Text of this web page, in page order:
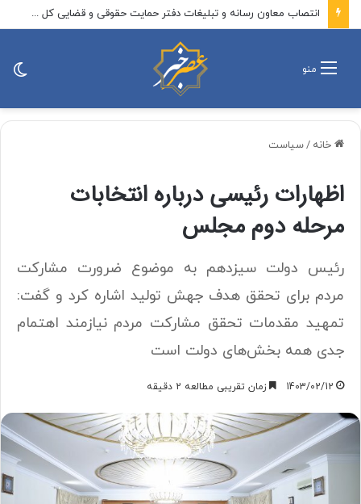
انتصاب معاون رسانه و تبلیغات دفتر حمایت حقوقی و قضایی کل کشور
منو
خانه /سیاست
اظهارات رئیسی درباره انتخابات
مرحله دوم مجلس
رئیس دولت سیزدهم به موضوع ضرورت مشارکت
مردم برای تحقق هدف جهش تولید اشاره کرد و گفت:
تمهید مقدمات تحقق مشارکت مردم نیازمند اهتمام
جدی همه بخش‌های دولت است
1403/02/12 زمان تقریبی مطالعه 2 دقیقه